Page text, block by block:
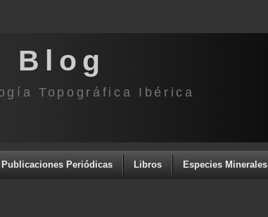
Blog
Topográfica Ibérica
Publicaciones Periódicas Libros Especies Minerales